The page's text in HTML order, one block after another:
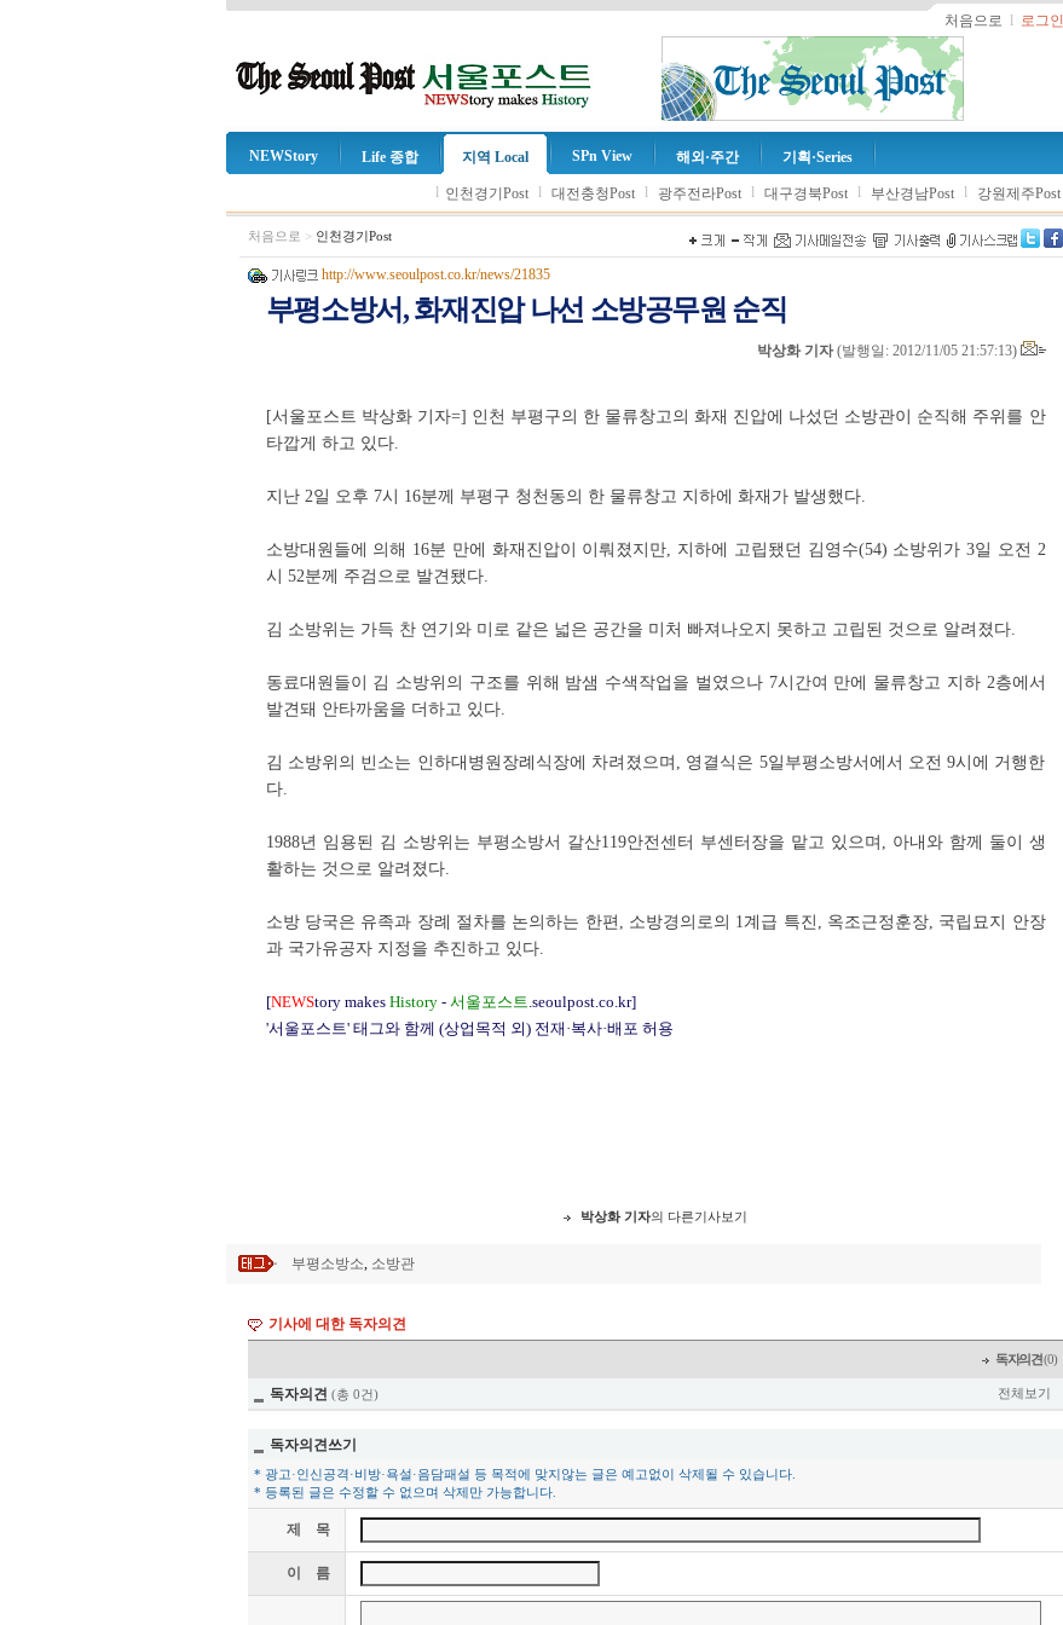
처음으로 l 로그인
NEWStory Life 종합 지역 Local SPn View 해외·주간 기획·Series
l 인천경기Post l 대전충청Post l 광주전라Post l 대구경북Post l 부산경남Post l 강원제주Post
처음으로 > 인천경기Post
http://www.seoulpost.co.kr/news/21835
부평소방서, 화재진압 나선 소방공무원 순직
박상화 기자(발행일: 2012/11/05 21:57:13)
[서울포스트 박상화 기자=] 인천 부평구의 한 물류창고의 화재 진압에 나섰던 소방관이 순직해 주위를 안
타깝게 하고 있다.
지난 2일 오후 7시 16분께 부평구 청천동의 한 물류창고 지하에 화재가 발생했다.
소방대원들에 의해 16분 만에 화재진압이 이뤄졌지만, 지하에 고립됐던 김영수(54) 소방위가 3일 오전 2
시 52분께 주검으로 발견됐다.
김 소방위는 가득 찬 연기와 미로 같은 넓은 공간을 미처 빠져나오지 못하고 고립된 것으로 알려졌다.
동료대원들이 김 소방위의 구조를 위해 밤샘 수색작업을 벌였으나 7시간여 만에 물류창고 지하 2층에서
발견돼 안타까움을 더하고 있다.
김 소방위의 빈소는 인하대병원장례식장에 차려졌으며, 영결식은 5일부평소방서에서 오전 9시에 거행한
다.
1988년 임용된 김 소방위는 부평소방서 갈산119안전센터 부센터장을 맡고 있으며, 아내와 함께 둘이 생
활하는 것으로 알려졌다.
소방 당국은 유족과 장례 절차를 논의하는 한편, 소방경의로의 1계급 특진, 옥조근정훈장, 국립묘지 안장
과 국가유공자 지정을 추진하고 있다.
[NEWStory makes History- 서울포스트.seoulpost.co.kr]
'서울포스트' 태그와 함께 (상업목적 외) 전재·복사·배포 허용
박상화 기자의 다른기사보기
부평소방소, 소방관
기사에 대한 독자의견
독자의견(0)
독자의견 (총 0건) 전체보기
독자의견쓰기
* 광고·인신공격·비방·욕설·음담패설 등 목적에 맞지않는 글은 예고없이 삭제될 수 있습니다.
* 등록된 글은 수정할 수 없으며 삭제만 가능합니다.
제 목
이 름